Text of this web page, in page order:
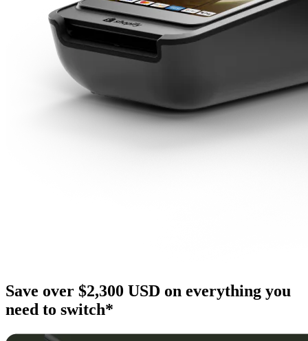
Save over $2,300 USD on everything you
need to switch*